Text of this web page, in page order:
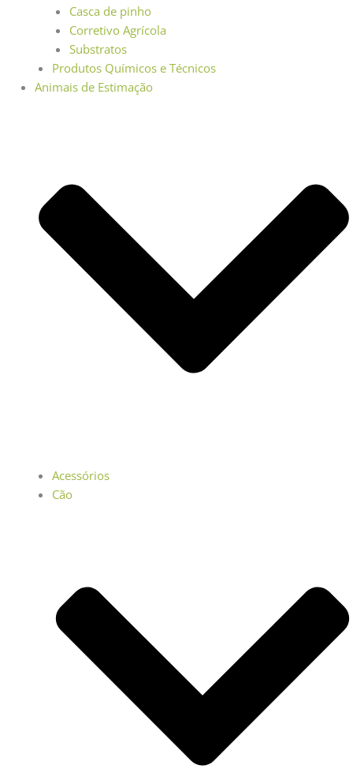
Casca de pinho
Corretivo Agrícola
Substratos
Produtos Químicos e Técnicos
Animais de Estimação
Acessórios
Cão